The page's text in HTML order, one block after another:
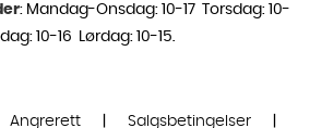
: Mandag-Onsdag: 10-17 Torsdag: 10-
10-16 Lørdag: 10-15.
Angrerett Salgsbetingelser